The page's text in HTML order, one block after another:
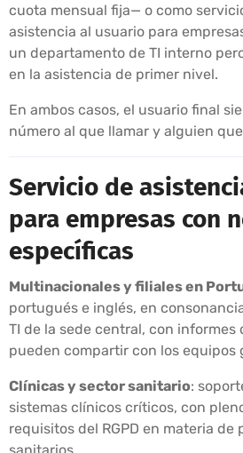
cuota mensual fija— o como
asistencia al usuario para
un departamento de TI interno
en la asistencia de primer nivel.
En ambos casos, el usuario final
número al que llamar y alguien
Servicio de
para empresas con
específicas
Multinacionales y filiales en
portugués e inglés, en
TI de la sede central, con
pueden compartir con los equipos
Clínicas y sector sanitario:
sistemas clínicos críticos, con
requisitos del RGPD en materia